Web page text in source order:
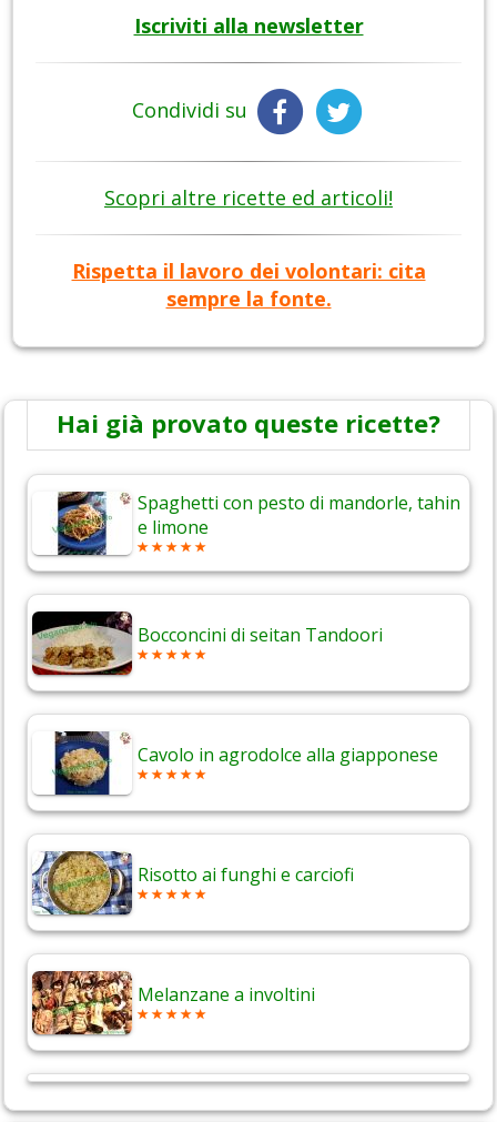
Iscriviti alla newsletter
Condividi su
Scopri altre ricette ed articoli!
Rispetta il lavoro dei volontari: cita
sempre la fonte.
Hai già provato queste ricette?
Spaghetti con pesto di mandorle, tahin
e limone
Bocconcini di seitan Tandoori
Cavolo in agrodolce alla giapponese
Risotto ai funghi e carciofi
Melanzane a involtini